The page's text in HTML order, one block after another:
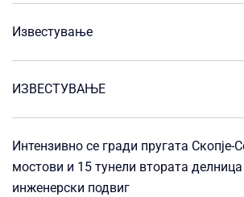
Известување
ИЗВЕСТУВАЊЕ
Интензивно се гради пругата Скопје-
мостови и 15 тунели втората
инженерски подвиг